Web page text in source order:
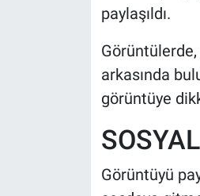
paylaşıldı.
arkasında
görüntüye
Görüntüyü
Bilim, Teknoloji